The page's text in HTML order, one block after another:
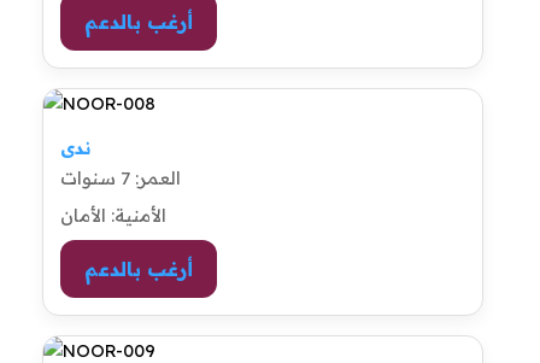
أرغب بالدعم
ندى
العمر: 7 سنوات
الأمنية: الأمان
أرغب بالدعم